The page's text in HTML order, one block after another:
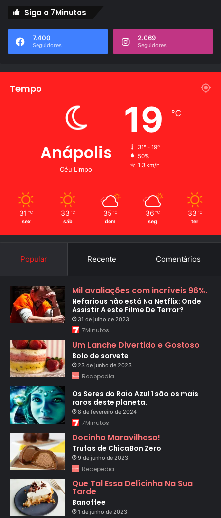
Siga o 7Minutos
7.400
Seguidores
2.069
Seguidores
Tempo
Anápolis
Céu Limpo
19 ℃
31º - 19º
50%
1.3 km/h
31 ℃
sex
33 ℃
sáb
35 ℃
dom
36 ℃
seg
33 ℃
ter
Popular Recente Comentários
Mil avaliações com incríveis 96%.
Nefarious não está Na Netflix: Onde
Assistir A este Filme De Terror?
31 de julho de 2023
7Minutos
Um Lanche Divertido e Gostoso
Bolo de sorvete
23 de junho de 2023
Recepedia
Os Seres do Raio Azul 1 são os mais
raros deste planeta.
8 de fevereiro de 2024
7Minutos
Docinho Maravilhoso!
Trufas de ChicaBon Zero
9 de junho de 2023
Recepedia
Que Tal Essa Delícinha Na Sua
Tarde
Banoffee
1 de junho de 2023